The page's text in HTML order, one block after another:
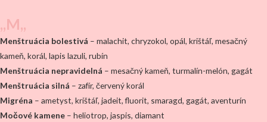
,,M,,
Menštruácia bolestivá – malachit, chryzokol, opál, krištáľ, mesačný
kameň, korál, lapis lazuli, rubín
Menštruácia nepravidelná – mesačný kameň, turmalín-melón, gagát
Menštruácia silná – zafír, červený korál
Migréna – ametyst, krištáľ, jadeit, fluorit, smaragd, gagát, aventurín
Močové kamene – heliotrop, jaspis, diamant